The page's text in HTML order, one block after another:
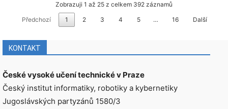
Zobrazuji 1 až 25 z celkem 392 záznamů
Předchozí
1 2 3 4 5 … 16 Další
KONTAKT
České vysoké učení technické v Praze
Český institut informatiky, robotiky a kybernetiky
Jugoslávských partyzánů 1580/3